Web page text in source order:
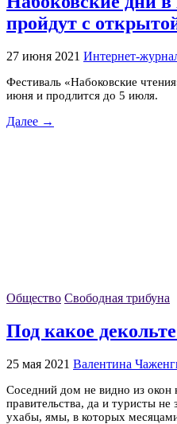
пройдут с
27 июня 2021 Интернет-
Фестиваль «Набоковские
июня и продлится до 5 июля.
Далее →
Общество Свободная трибуна
Под какое
25 мая 2021 Валентина
Соседний дом не видно из окон
правительства, да и туристы не
ухабы, ямы, в которых